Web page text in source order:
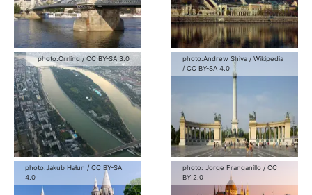
photo:Orrling /CC BY-SA 3.0 photo:Andrew Shiva / Wikipedia
/ CC BY-SA 4.0
photo:Jakub Hałun / CC BY-SA
4.0
photo: Jorge Franganillo / CC
BY 2.0